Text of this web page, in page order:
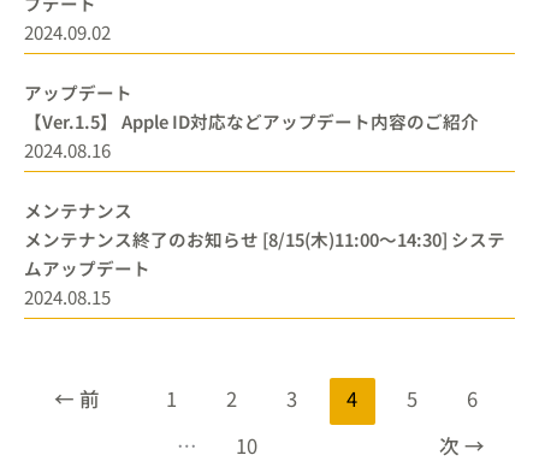
2024.09.02
アップデート
【Ver.1.5】 Apple ID対応などアップデート内容のご紹介
2024.08.16
メンテナンス
メンテナンス終了のお知らせ [8/15(木)11:00～14:30] システ
ムアップデート
2024.08.15
← 前 1 2 3 4 5
6
…
10 次 →